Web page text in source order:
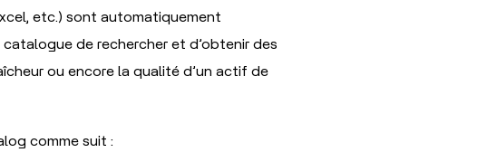
etc.) sont automatiquement
de rechercher et d’obtenir des
ou encore la qualité d’un actif de
comme suit :